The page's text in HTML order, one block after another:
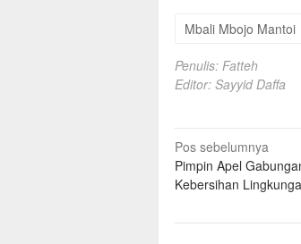
Mbali Mbojo Mantoi
Penulis: Fatteh
Editor: Sayyid Daffa
Navigasi
pos
Pos sebelumnya
Pimpin Apel
Kebersihan